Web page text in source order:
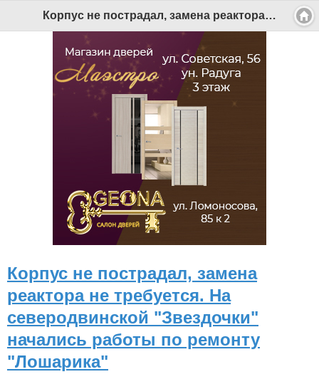
Корпус не пострадал, замена реактора не требуется. На северодвинской "Звездочки" начались работы по ремонту "Лошарика" - Беломорканал Северодвинск tv29.ru
Корпус не пострадал, замена
реактора не требуется. На
северодвинской "Звездочки"
начались работы по ремонту
"Лошарика"